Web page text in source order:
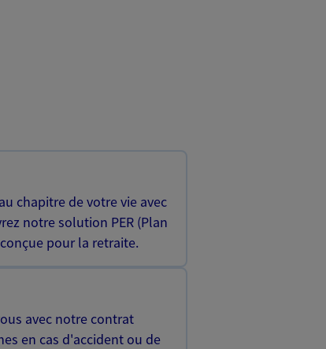
chapitre de votre vie avec
notre solution PER (Plan
pour la retraite.
avec notre contrat
en cas d'accident ou de